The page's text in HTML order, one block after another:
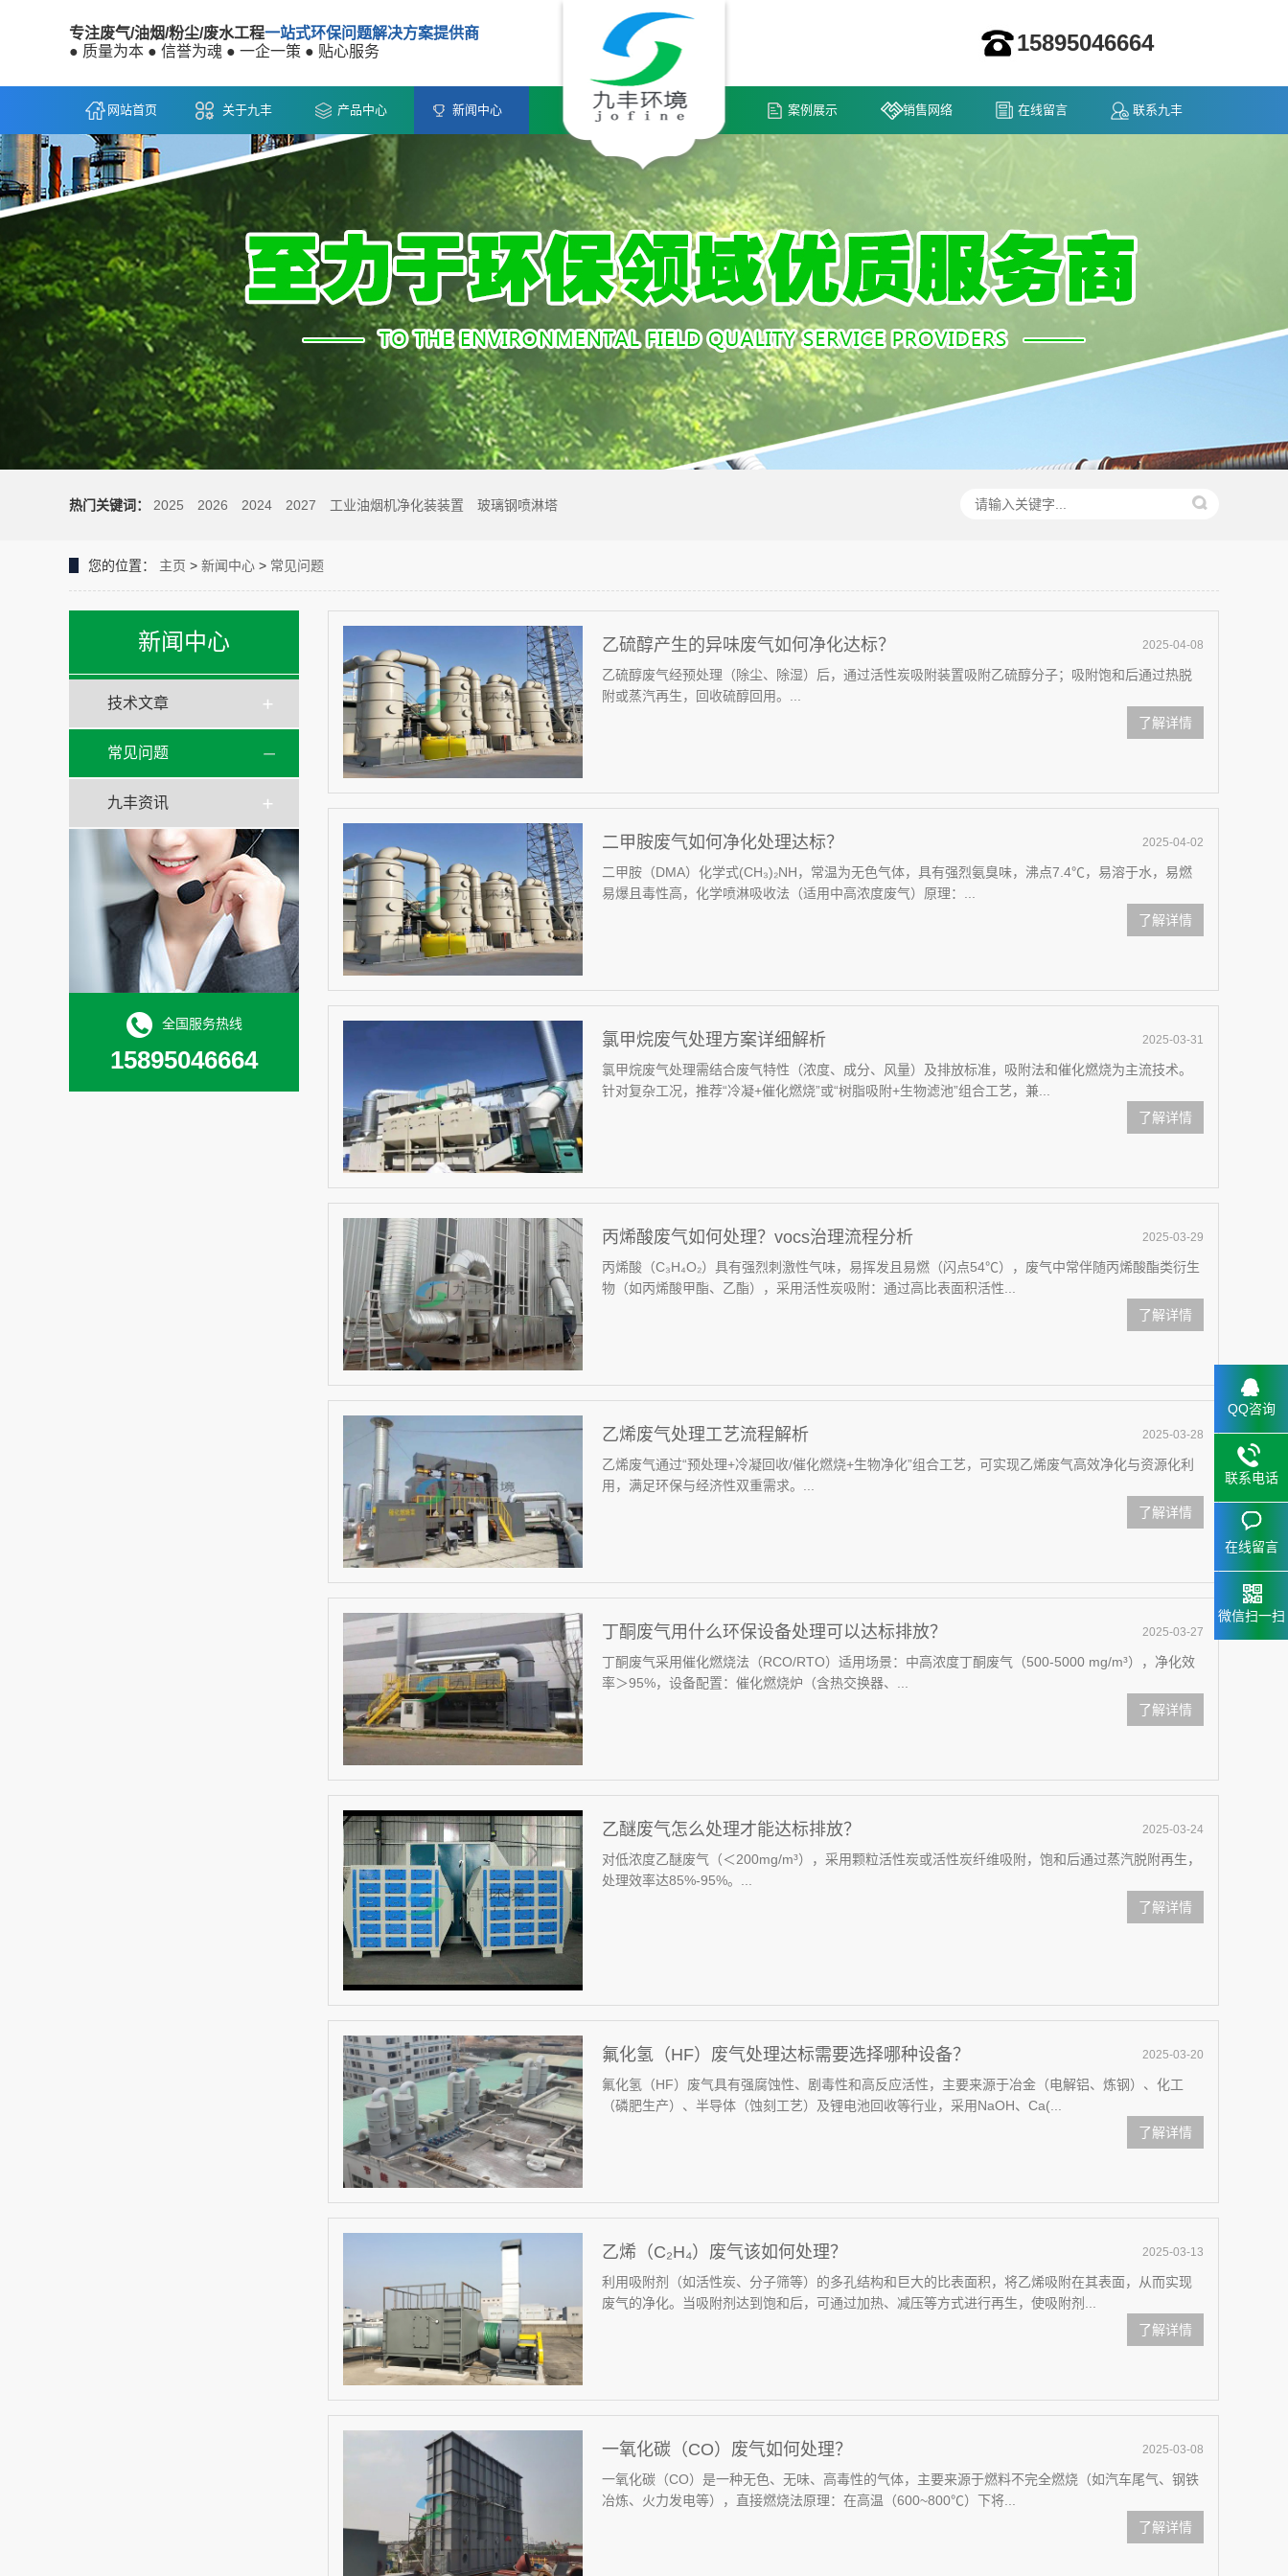
专注废气/油烟/粉尘/废水工程一站式环保问题解决方案提供商
● 质量为本 ● 信誉为魂 ● 一企一策 ● 贴心服务
15895046664
网站首页 关于九丰 产品中心 新闻中心 案例展示 销售网络 在线留言 联系九丰
热门关键词： 2025 2026 2024 2027 工业油烟机净化装装置 玻璃钢喷淋塔
您的位置： 主页 > 新闻中心 > 常见问题
新闻中心
技术文章
常见问题
九丰资讯
全国服务热线
15895046664
2025-04-08
乙硫醇产生的异味废气如何净化达标？
乙硫醇废气经预处理（除尘、除湿）后，通过活性炭吸附装置吸附乙硫醇分子；吸附饱和后通过热脱
附或蒸汽再生，回收硫醇回用‌。...
了解详情
2025-04-02
二甲胺废气如何净化处理达标？
二甲胺（DMA）化学式(CH₃)₂NH，常温为无色气体，具有强烈氨臭味，沸点7.4℃，易溶于水，易燃
易爆且毒性高‌，化学喷淋吸收法‌（适用中高浓度废气）原理‌：...
了解详情
2025-03-31
氯甲烷废气处理方案详细解析
氯甲烷废气处理需结合废气特性（浓度、成分、风量）及排放标准，吸附法和催化燃烧为主流技术。
针对复杂工况，推荐“冷凝+催化燃烧”或“树脂吸附+生物滤池”组合工艺，兼...
了解详情
2025-03-29
丙烯酸废气如何处理？vocs治理流程分析
丙烯酸（C₃H₄O₂）具有强烈刺激性气味，易挥发且易燃（闪点54℃），废气中常伴随丙烯酸酯类衍生
物（如丙烯酸甲酯、乙酯）‌，采用活性炭吸附‌：通过高比表面积活性...
了解详情
2025-03-28
乙烯废气处理工艺流程解析
乙烯废气通过“预处理+冷凝回收/催化燃烧+生物净化”组合工艺，可实现乙烯废气高效净化与资源化利
用，满足环保与经济性双重需求‌。...
了解详情
2025-03-27
丁酮废气用什么环保设备处理可以达标排放？
丁酮废气采用催化燃烧法（RCO/RTO）‌适用场景‌：中高浓度丁酮废气（500-5000 mg/m³），净化效
率＞95%‌，设备配置‌：催化燃烧炉（含热交换器、...
了解详情
2025-03-24
乙醚废气怎么处理才能达标排放？
对低浓度乙醚废气（＜200mg/m³），采用颗粒活性炭或活性炭纤维吸附，饱和后通过蒸汽脱附再生，
处理效率达85%-95%‌。...
了解详情
2025-03-20
氟化氢（HF）废气处理达标需要选择哪种设备？
氟化氢（HF）废气具有强腐蚀性、剧毒性和高反应活性，主要来源于冶金（电解铝、炼钢）、化工
（磷肥生产）、半导体（蚀刻工艺）及锂电池回收等行业，采用NaOH、Ca(...
了解详情
2025-03-13
乙烯（C₂H₄）废气该如何处理？
利用吸附剂（如活性炭、分子筛等）的多孔结构和巨大的比表面积，将乙烯吸附在其表面，从而实现
废气的净化。当吸附剂达到饱和后，可通过加热、减压等方式进行再生，使吸附剂...
了解详情
2025-03-08
一氧化碳（CO）废气如何处理？
一氧化碳（CO）是一种无色、无味、高毒性的气体，主要来源于燃料不完全燃烧（如汽车尾气、钢铁
冶炼、火力发电等），直接燃烧法‌原理‌：在高温（600~800℃）下将...
了解详情
QQ咨询
联系电话
在线留言
微信扫一扫